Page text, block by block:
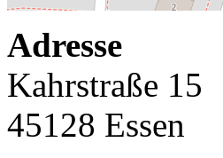
Adresse
Kahrstraße 15
45128 Essen